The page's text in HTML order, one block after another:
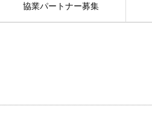
協業パートナー募集